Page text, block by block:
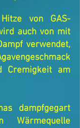
von GAS-
auch von mit
verwendet,
Cremigkeit am
dampfgegart
Wärmequelle